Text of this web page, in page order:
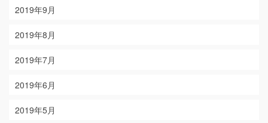
2019年9月
2019年8月
2019年7月
2019年6月
2019年5月